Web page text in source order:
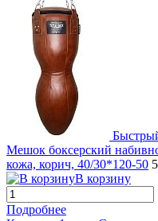
Мешок боксерский
кожа, корич, 40/30*120-50
В корзину
Подробнее